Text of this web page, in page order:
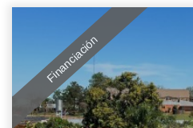
Financiación